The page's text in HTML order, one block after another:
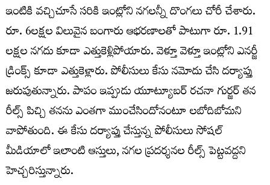
ఇంటికి వచ్చిచూసే సరికి ఇంట్లోని నగలన్నీ దొంగలు చోరీ చేశారు.
రూ. 6లక్షల విలువైన బంగారు ఆభరణాలతో పాటుగా రూ. 1.91
లక్షల నగదు కూడా ఎత్తుకెళ్లిపోయారు. వెళ్తూ వెళ్తూ ఇంట్లోని ఎనర్జీ
డ్రింక్స్ కూడా ఎత్తుకెళ్లారు. పోలీసులు కేసు నమోదు చేసి దర్యాప్తు
జరుపుతున్నారు. పాపం ఇప్పుడు యూట్యూబర్ రచనా గుర్జర్ తన
రీల్స్ పిచ్చి తనను ఎంతగా ముంచేసిందోనంటూ లబోదిబోమని
వాపోతుంది. ఈ కేసు దర్యాప్తు చేస్తున్న పోలీసులు సోషల్
మీడియాలో ఇలాంటి ఆస్తులు, నగల ప్రదర్శనల రీల్స్ పెట్టవద్దని
హెచ్చరిస్తున్నారు.